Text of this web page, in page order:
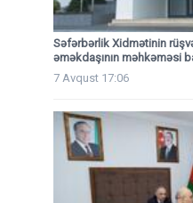
Səfərbərlik Xidmətinin
əməkdaşının məhkəməsi
7 Avqust 17:06